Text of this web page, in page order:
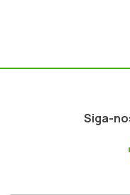
Siga-